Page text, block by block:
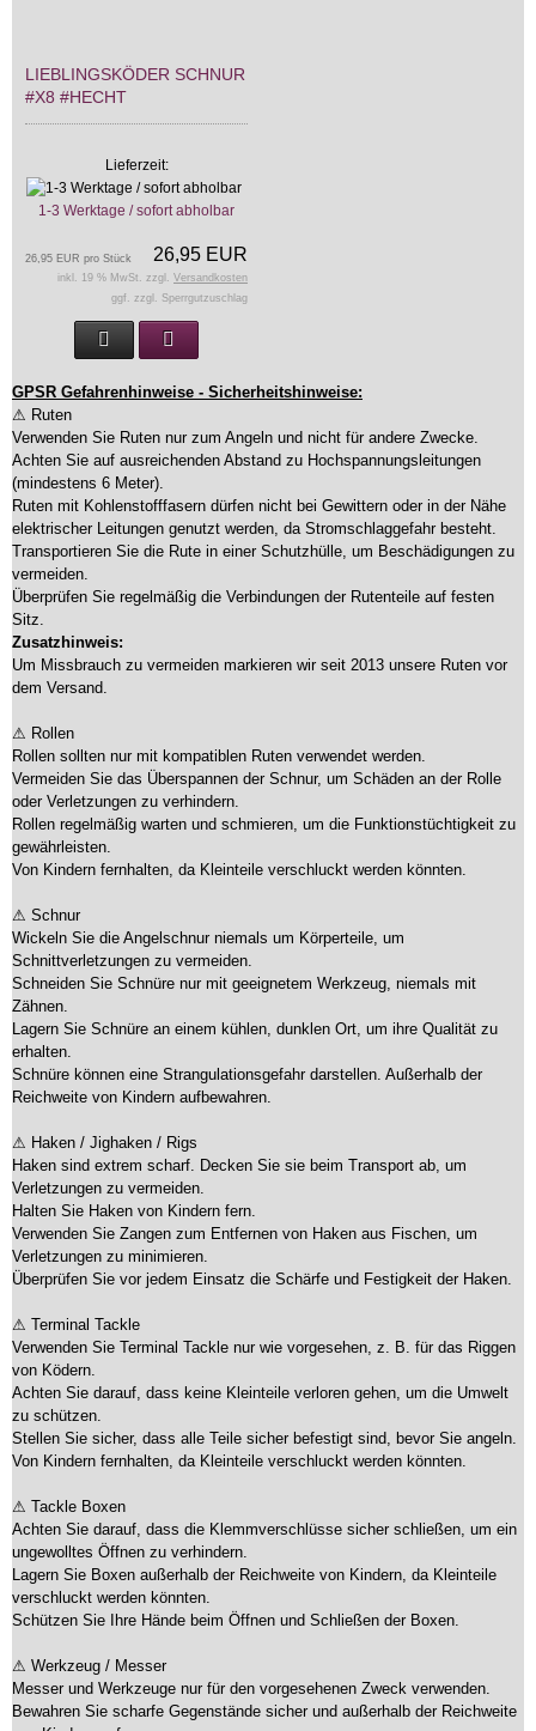
LIEBLINGSKÖDER SCHNUR
#X8 #HECHT
Lieferzeit:
1-3 Werktage / sofort abholbar
26,95 EUR
26,95 EUR pro Stück
inkl. 19 % MwSt. zzgl. Versandkosten
ggf. zzgl. Sperrgutzuschlag
GPSR Gefahrenhinweise - Sicherheitshinweise:
⚠ Ruten
Verwenden Sie Ruten nur zum Angeln und nicht für andere Zwecke.
Achten Sie auf ausreichenden Abstand zu Hochspannungsleitungen
(mindestens 6 Meter).
Ruten mit Kohlenstofffasern dürfen nicht bei Gewittern oder in der Nähe
elektrischer Leitungen genutzt werden, da Stromschlaggefahr besteht.
Transportieren Sie die Rute in einer Schutzhülle, um Beschädigungen zu
vermeiden.
Überprüfen Sie regelmäßig die Verbindungen der Rutenteile auf festen
Sitz.
Zusatzhinweis:
Um Missbrauch zu vermeiden markieren wir seit 2013 unsere Ruten vor
dem Versand.
⚠ Rollen
Rollen sollten nur mit kompatiblen Ruten verwendet werden.
Vermeiden Sie das Überspannen der Schnur, um Schäden an der Rolle
oder Verletzungen zu verhindern.
Rollen regelmäßig warten und schmieren, um die Funktionstüchtigkeit zu
gewährleisten.
Von Kindern fernhalten, da Kleinteile verschluckt werden könnten.
⚠ Schnur
Wickeln Sie die Angelschnur niemals um Körperteile, um
Schnittverletzungen zu vermeiden.
Schneiden Sie Schnüre nur mit geeignetem Werkzeug, niemals mit
Zähnen.
Lagern Sie Schnüre an einem kühlen, dunklen Ort, um ihre Qualität zu
erhalten.
Schnüre können eine Strangulationsgefahr darstellen. Außerhalb der
Reichweite von Kindern aufbewahren.
⚠ Haken / Jighaken / Rigs
Haken sind extrem scharf. Decken Sie sie beim Transport ab, um
Verletzungen zu vermeiden.
Halten Sie Haken von Kindern fern.
Verwenden Sie Zangen zum Entfernen von Haken aus Fischen, um
Verletzungen zu minimieren.
Überprüfen Sie vor jedem Einsatz die Schärfe und Festigkeit der Haken.
⚠ Terminal Tackle
Verwenden Sie Terminal Tackle nur wie vorgesehen, z. B. für das Riggen
von Ködern.
Achten Sie darauf, dass keine Kleinteile verloren gehen, um die Umwelt
zu schützen.
Stellen Sie sicher, dass alle Teile sicher befestigt sind, bevor Sie angeln.
Von Kindern fernhalten, da Kleinteile verschluckt werden könnten.
⚠ Tackle Boxen
Achten Sie darauf, dass die Klemmverschlüsse sicher schließen, um ein
ungewolltes Öffnen zu verhindern.
Lagern Sie Boxen außerhalb der Reichweite von Kindern, da Kleinteile
verschluckt werden könnten.
Schützen Sie Ihre Hände beim Öffnen und Schließen der Boxen.
⚠ Werkzeug / Messer
Messer und Werkzeuge nur für den vorgesehenen Zweck verwenden.
Bewahren Sie scharfe Gegenstände sicher und außerhalb der Reichweite